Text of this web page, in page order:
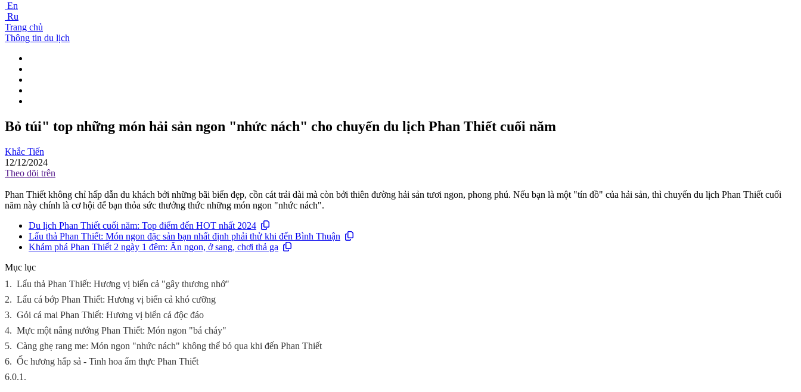
En
Ru
Trang chủ
Thông tin du lịch
Bỏ túi" top những món hải sản ngon "nhức nách" cho chuyến du lịch Phan Thiết cuối năm
Khắc Tiến
12/12/2024
Theo dõi trên
Phan Thiết không chỉ hấp dẫn du khách bởi những bãi biển đẹp, cồn cát trải dài mà còn bởi thiên đường hải sản tươi ngon, phong phú. Nếu bạn là một "tín đồ" của hải sản, thì chuyến du lịch Phan Thiết cuối
năm này chính là cơ hội để bạn thỏa sức thưởng thức những món ngon "nhức nách".
Du lịch Phan Thiết cuối năm: Top điểm đến HOT nhất 2024
Lẩu thả Phan Thiết: Món ngon đặc sản bạn nhất định phải thử khi đến Bình Thuận
Khám phá Phan Thiết 2 ngày 1 đêm: Ăn ngon, ở sang, chơi thả ga
Mục lục
1. Lẩu thả Phan Thiết: Hương vị biển cả "gây thương nhớ"
2. Lẩu cá bớp Phan Thiết: Hương vị biển cả khó cưỡng
3. Gỏi cá mai Phan Thiết: Hương vị biển cả độc đáo
4. Mực một nắng nướng Phan Thiết: Món ngon "bá cháy"
5. Càng ghẹ rang me: Món ngon "nhức nách" không thể bỏ qua khi đến Phan Thiết
6. Ốc hương hấp sả - Tinh hoa ẩm thực Phan Thiết
6.0.1.